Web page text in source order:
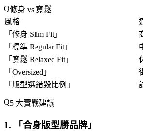
修身 vs 寬鬆
風格
「 修身 Slim Fit 」
「 標準 Regular Fit 」
「 寬鬆 Relaxed Fit 」
「 Oversized 」
「 版型選錯毀比例 」
5 大實戰建議
1. 「合身版型勝品牌 」